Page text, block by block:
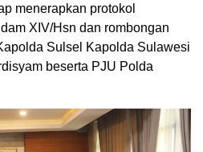
menerapkan protokol
XIV/Hsn dan rombongan
Sulsel Kapolda Sulawesi
beserta PJU Polda